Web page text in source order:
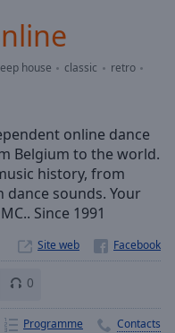
house classic
retro
online dance
Belgium to the world.
history, from
dance sounds. Your
Since 1991
Site web
0
Programme Contacts